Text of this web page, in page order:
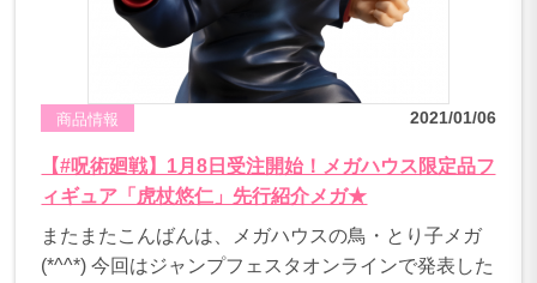
商品情報 2021/01/06
【#呪術廻戦】1月8日受注開始！メガハウス限定品フ
ィギュア「虎杖悠仁」先行紹介メガ★
またまたこんばんは、メガハウスの鳥・とり子メガ
(*^^*) 今回はジャンプフェスタオンラインで発表した